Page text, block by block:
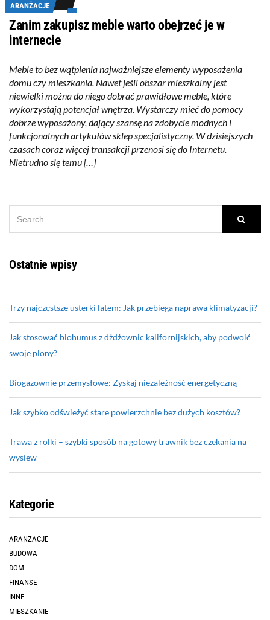
ARANŻACJE
Zanim zakupisz meble warto obejrzeć je w
internecie
Meble to bez wątpienia najważniejsze elementy wyposażenia
domu czy mieszkania. Nawet jeśli obszar mieszkalny jest
niewielki można do niego dobrać prawidłowe meble, które
wykorzystają potencjał wnętrza. Wystarczy mieć do pomocy
dobrze wyposażony, dający szansę na zdobycie modnych i
funkcjonalnych artykułów sklep specjalistyczny. W dzisiejszych
czasach coraz więcej transakcji przenosi się do Internetu.
Nietrudno się temu […]
Ostatnie wpisy
Trzy najczęstsze usterki latem: Jak przebiega naprawa klimatyzacji?
Jak stosować biohumus z dżdżownic kalifornijskich, aby podwoić
swoje plony?
Biogazownie przemysłowe: Zyskaj niezależność energetyczną
Jak szybko odświeżyć stare powierzchnie bez dużych kosztów?
Trawa z rolki – szybki sposób na gotowy trawnik bez czekania na
wysiew
Kategorie
ARANŻACJE
BUDOWA
DOM
FINANSE
INNE
MIESZKANIE